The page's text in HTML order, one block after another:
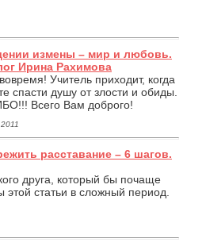
измены – мир и любовь.
Ирина Рахимова
Учитель приходит, когда
спасти душу от злости и обиды.
Всего Вам доброго!
расставание – 6 шагов.
друга, который бы почаще
статьи в сложный период.